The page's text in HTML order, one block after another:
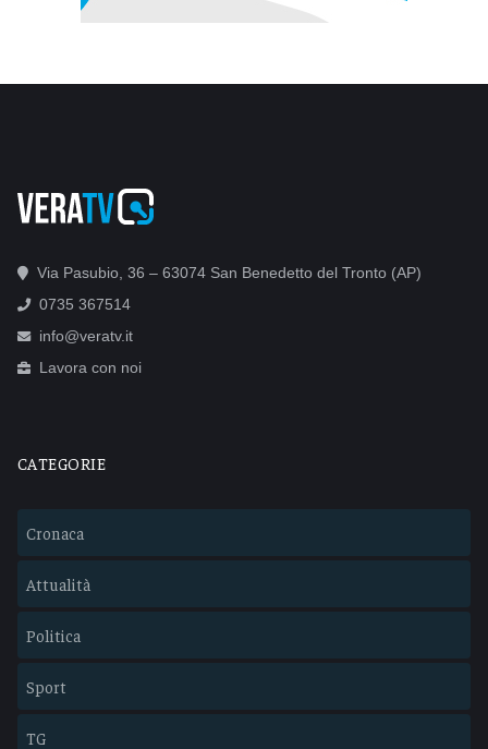
Via Pasubio, 36 – 63074 San Benedetto del Tronto (AP)
0735 367514
info@veratv.it
Lavora con noi
CATEGORIE
Cronaca
Attualità
Politica
Sport
TG